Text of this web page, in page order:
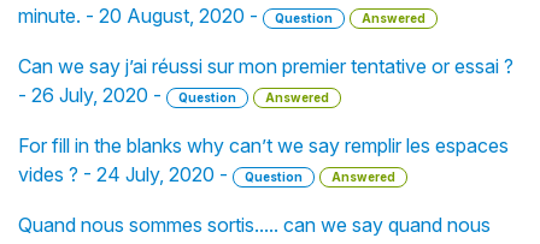
minute. - 20 August, 2020 -
Question Answered
Can we say j’ai réussi sur mon premier tentative or essai ?
- 26 July, 2020 -
Question Answered
For fill in the blanks why can’t we say remplir les espaces
vides ? - 24 July, 2020 -
Question Answered
Quand nous sommes sortis..... can we say quand nous